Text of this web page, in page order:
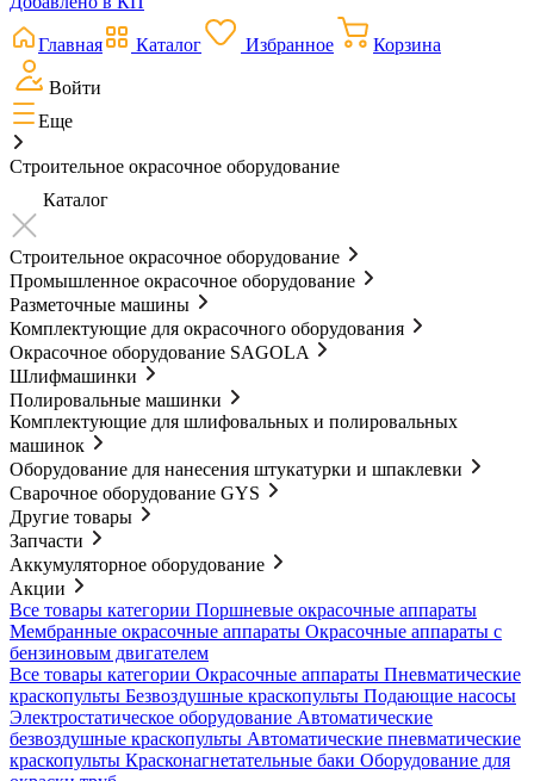
Главная Каталог Избранное Корзина
Войти
Еще
Строительное окрасочное оборудование
Каталог
Строительное окрасочное оборудование
Промышленное окрасочное оборудование
Разметочные машины
Комплектующие для окрасочного оборудования
Окрасочное оборудование SAGOLA
Шлифмашинки
Полировальные машинки
Комплектующие для шлифовальных и полировальных
машинок
Оборудование для нанесения штукатурки и шпаклевки
Сварочное оборудование GYS
Другие товары
Запчасти
Аккумуляторное оборудование
Акции
Все товары категории Поршневые окрасочные аппараты
Мембранные окрасочные аппараты Окрасочные аппараты с
бензиновым двигателем
Все товары категории Окрасочные аппараты Пневматические
краскопульты Безвоздушные краскопульты Подающие насосы
Электростатическое оборудование Автоматические
безвоздушные краскопульты Автоматические пневматические
краскопульты Красконагнетательные баки Оборудование для